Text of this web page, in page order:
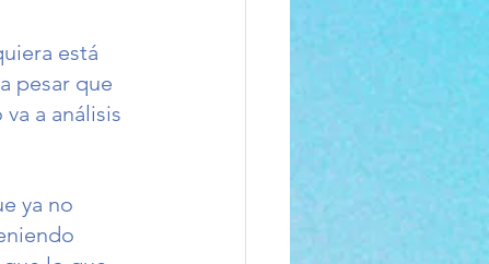
está
pesar que
a análisis
ya no